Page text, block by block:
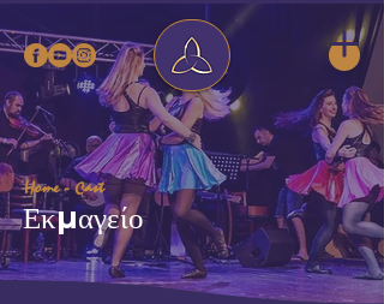
Home- Cast
Εκμαγείο